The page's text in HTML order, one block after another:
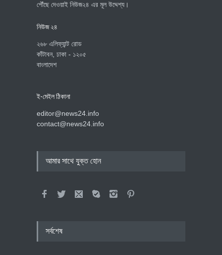
পৌঁছে দেওয়াই নিউজ২৪ এর মূল উদ্দেশ্য।
নিউজ ২৪
২৬৮ এলিফ্যান্ট রোড
কাঁটাবন, ঢাকা - ১২০৫
বাংলাদেশ
ই-মেইল ঠিকানা
editor@news24.info
contact@news24.info
আমার সাথে যুক্ত হোন
সর্বশেষ